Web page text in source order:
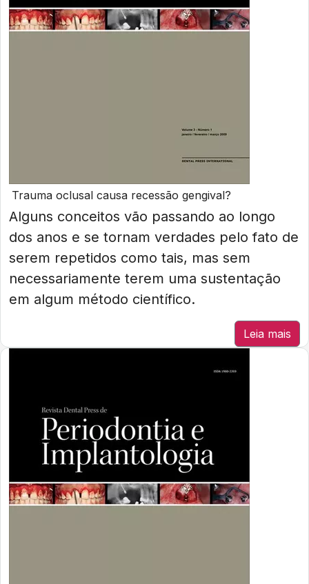
Trauma oclusal causa recessão gengival?
Alguns conceitos vão passando ao longo
dos anos e se tornam verdades pelo fato de
serem repetidos como tais, mas sem
necessariamente terem uma sustentação
em algum método científico.
Leia mais